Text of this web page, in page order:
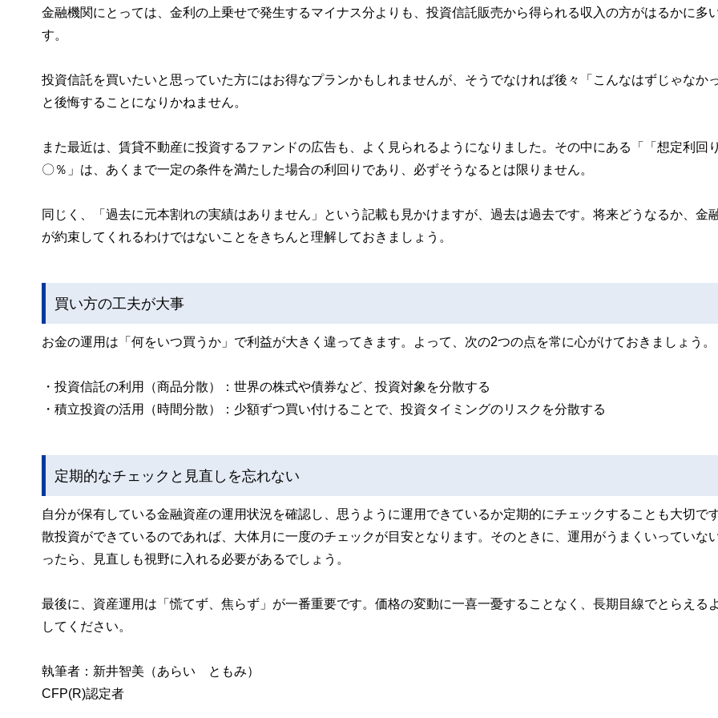
金融機関にとっては、金利の上乗せで発生するマイナス分よりも、投資信託販売から得られる収入の方がはるかに多
す。
投資信託を買いたいと思っていた方にはお得なプランかもしれませんが、そうでなければ後々「こんなはずじゃなかっ
と後悔することになりかねません。
また最近は、賃貸不動産に投資するファンドの広告も、よく見られるようになりました。その中にある「「想定利回り
〇％」は、あくまで一定の条件を満たした場合の利回りであり、必ずそうなるとは限りません。
同じく、「過去に元本割れの実績はありません」という記載も見かけますが、過去は過去です。将来どうなるか、金
が約束してくれるわけではないことをきちんと理解しておきましょう。
買い方の工夫が大事
お金の運用は「何をいつ買うか」で利益が大きく違ってきます。よって、次の2つの点を常に心がけておきましょう。
・投資信託の利用（商品分散）：世界の株式や債券など、投資対象を分散する
・積立投資の活用（時間分散）：少額ずつ買い付けることで、投資タイミングのリスクを分散する
定期的なチェックと見直しを忘れない
自分が保有している金融資産の運用状況を確認し、思うように運用できているか定期的にチェックすることも大切で
散投資ができているのであれば、大体月に一度のチェックが目安となります。そのときに、運用がうまくいっていな
ったら、見直しも視野に入れる必要があるでしょう。
最後に、資産運用は「慌てず、焦らず」が一番重要です。価格の変動に一喜一憂することなく、長期目線でとらえる
してください。
執筆者：新井智美（あらい ともみ）
CFP(R)認定者